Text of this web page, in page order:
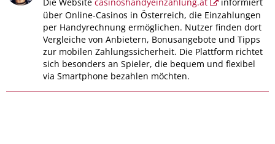
über Online-Casinos in Österreich, die Einzahlungen
per Handyrechnung ermöglichen. Nutzer finden dort
Vergleiche von Anbietern, Bonusangebote und Tipps
zur mobilen Zahlungssicherheit. Die Plattform richtet
sich besonders an Spieler, die bequem und flexibel
via Smartphone bezahlen möchten.